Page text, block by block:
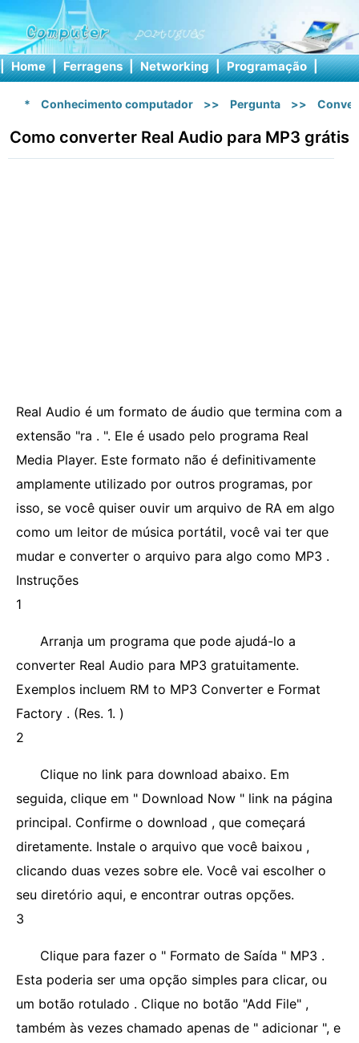
| Home | Ferragens | Networking | Programação |
* Conhecimento computador >> Pergunta >>
Como converter Real Audio para MP3 grátis
Real Audio é um formato de áudio que termina com a
extensão "ra . ". Ele é usado pelo programa Real
Media Player. Este formato não é definitivamente
amplamente utilizado por outros programas, por
isso, se você quiser ouvir um arquivo de RA em algo
como um leitor de música portátil, você vai ter que
mudar e converter o arquivo para algo como MP3 .
Instruções
1
Arranja um programa que pode ajudá-lo a
converter Real Audio para MP3 gratuitamente.
Exemplos incluem RM to MP3 Converter e Format
Factory . (Res. 1. )
2
Clique no link para download abaixo. Em
seguida, clique em " Download Now " link na página
principal. Confirme o download , que começará
diretamente. Instale o arquivo que você baixou ,
clicando duas vezes sobre ele. Você vai escolher o
seu diretório aqui, e encontrar outras opções.
3
Clique para fazer o " Formato de Saída " MP3 .
Esta poderia ser uma opção simples para clicar, ou
um botão rotulado . Clique no botão "Add File" ,
também às vezes chamado apenas de " adicionar ", e